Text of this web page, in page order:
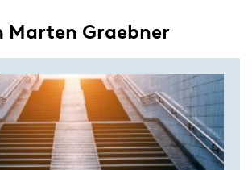
Marten Graebner